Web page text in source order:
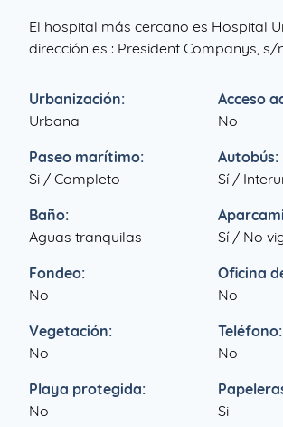
El hospital más cercano es Hospital
dirección es : President Companys, s/
Urbanización:
Urbana
Paseo marítimo:
Si / Completo
Baño:
Aguas tranquilas
Fondeo:
No
Vegetación:
No
Playa protegida:
No
Acceso
No
Autobús:
Sí /
Sí / No
Oficina
No
Teléfono:
No
Si